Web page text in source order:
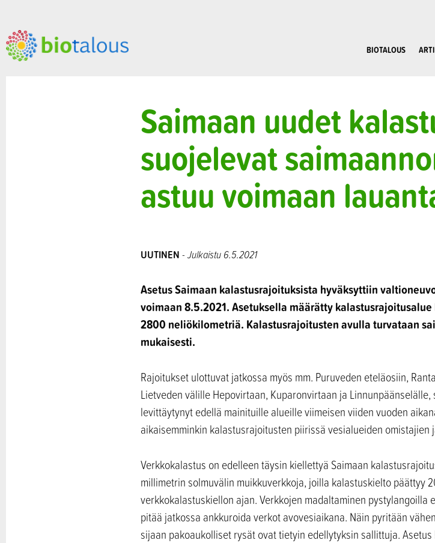
BIOTALOUS
Saimaan uudet
suojelevat
astuu voimaan
UUTINEN - Julkaistu 6.5.2021
Asetus Saimaan kalastusrajoituksista hyväksyttiin
voimaan 8.5.2021. Asetuksella määrätty
2800 neliökilometriä. Kalastusrajoitusten avulla turvataan
mukaisesti.
Rajoitukset ulottuvat jatkossa myös mm. Puruveden eteläosiin,
Lietveden välille Hepovirtaan, Kuparonvirtaan ja
levittäytynyt edellä mainituille alueille viimeisen viiden vuoden
aikaisemminkin kalastusrajoitusten piirissä vesialueiden omistajien
Verkkokalastus on edelleen täysin kiellettyä Saimaan
millimetrin solmuvälin muikkuverkkoja, joilla kalastuskielto päättyy
verkkokalastuskiellon ajan. Verkkojen madaltaminen
pitää jatkossa ankkuroida verkot avovesiaikana. Näin pyritään
sijaan pakoaukolliset rysät ovat tietyin edellytyksin sallittuja.